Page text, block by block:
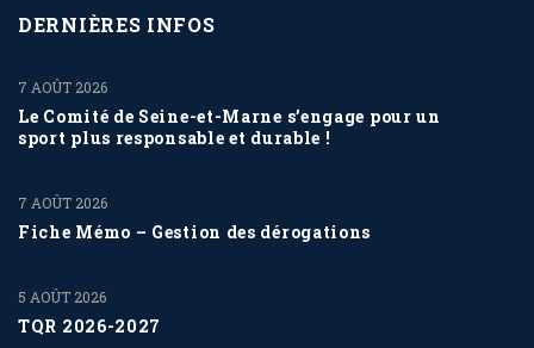
DERNIÈRES INFOS
Le Comité de Seine-et-Marne s’engage pour un
sport plus responsable et durable !
7 AOÛT 2026
Fiche Mémo – Gestion des dérogations
7 AOÛT 2026
TQR 2026-2027
5 AOÛT 2026